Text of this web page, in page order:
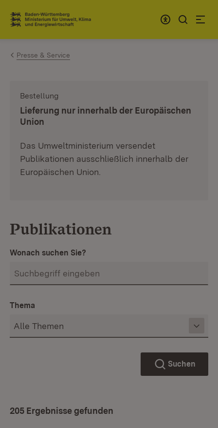
Zum Inhalt springen
Link zur Startseite
Presse & Service
Bestellung
Lieferung nur innerhalb der Europäischen
Union
Das Umweltministerium versendet
Publikationen ausschließlich innerhalb der
Europäischen Union.
Publikationen
Wonach suchen Sie?
Thema
Suchen
205 Ergebnisse gefunden